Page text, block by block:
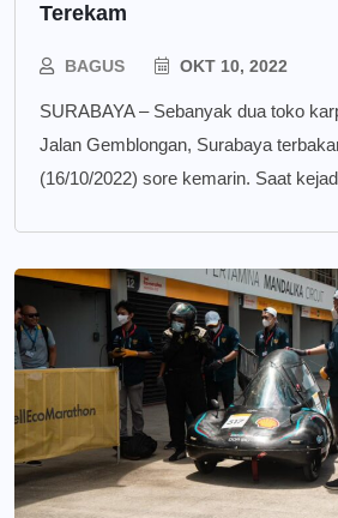
Terekam
BAGUS OKT 10, 2022
SURABAYA – Sebanyak dua toko
Jalan Gemblongan, Surabaya
(16/10/2022) sore kemarin. Saat